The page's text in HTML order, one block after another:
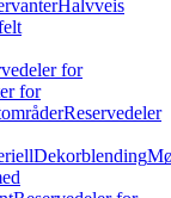
Halvveis
for
for
Reservedeler
Dekorblending